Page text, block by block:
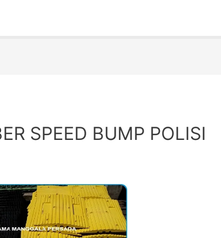
SPEED BUMP POLISI